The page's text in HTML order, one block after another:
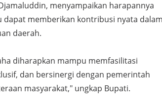
menyampaikan harapannya
dapat memberikan kontribusi nyata
daerah.
diharapkan mampu memfasilitasi
dan bersinergi dengan pemerintah
masyarakat," ungkap Bupati.